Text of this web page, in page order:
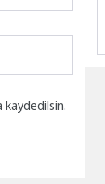
kaydedilsin.